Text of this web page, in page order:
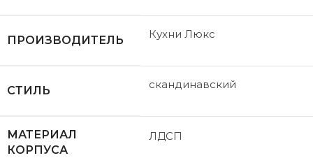
ПРОИЗВОДИТЕЛЬ Кухни Люкс
СТИЛЬ скандинавский
МАТЕРИАЛ
КОРПУСА
ЛДСП